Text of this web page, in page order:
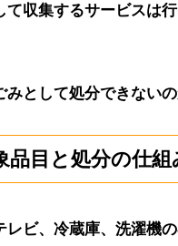
収集するサービスは
みとして処分できない
品目と処分の仕組
ビ、冷蔵庫、洗濯機